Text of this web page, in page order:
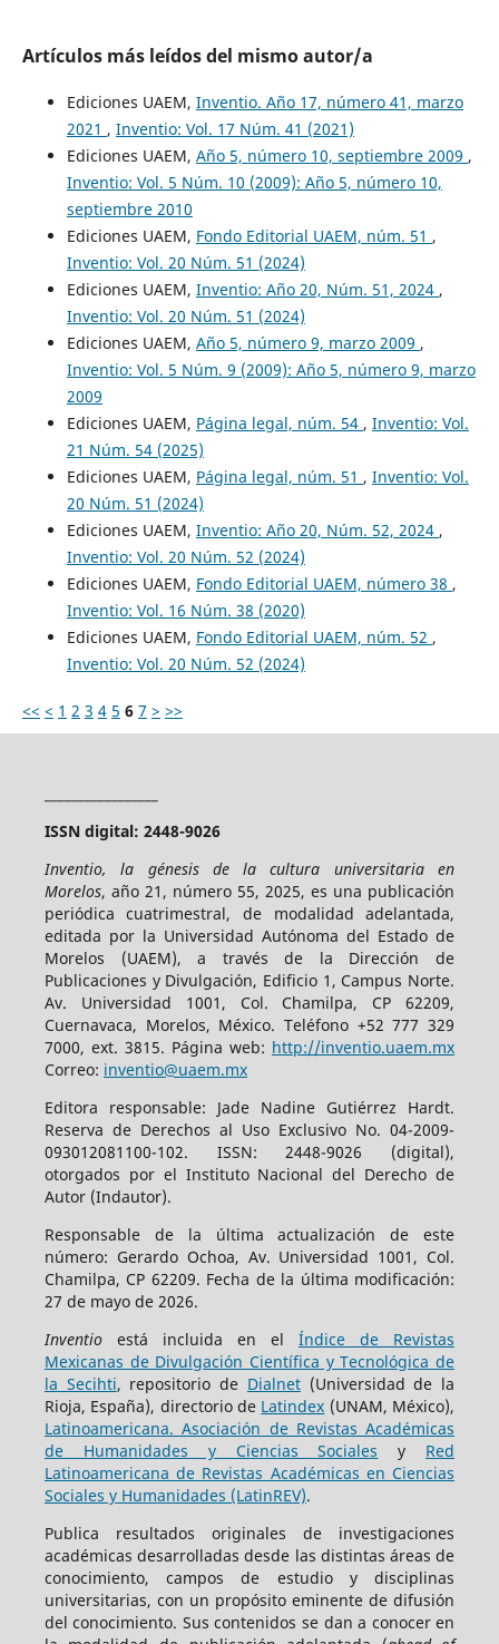
Artículos más leídos del mismo autor/a
Ediciones UAEM, Inventio. Año 17, número 41, marzo
2021 , Inventio: Vol. 17 Núm. 41 (2021)
Ediciones UAEM, Año 5, número 10, septiembre 2009 ,
Inventio: Vol. 5 Núm. 10 (2009): Año 5, número 10,
septiembre 2010
Ediciones UAEM, Fondo Editorial UAEM, núm. 51 ,
Inventio: Vol. 20 Núm. 51 (2024)
Ediciones UAEM, Inventio: Año 20, Núm. 51, 2024 ,
Inventio: Vol. 20 Núm. 51 (2024)
Ediciones UAEM, Año 5, número 9, marzo 2009 ,
Inventio: Vol. 5 Núm. 9 (2009): Año 5, número 9, marzo
2009
Ediciones UAEM, Página legal, núm. 54 , Inventio: Vol.
21 Núm. 54 (2025)
Ediciones UAEM, Página legal, núm. 51 , Inventio: Vol.
20 Núm. 51 (2024)
Ediciones UAEM, Inventio: Año 20, Núm. 52, 2024 ,
Inventio: Vol. 20 Núm. 52 (2024)
Ediciones UAEM, Fondo Editorial UAEM, número 38 ,
Inventio: Vol. 16 Núm. 38 (2020)
Ediciones UAEM, Fondo Editorial UAEM, núm. 52 ,
Inventio: Vol. 20 Núm. 52 (2024)
<< < 1 2 3 4 5 6 7 > >>
ISSN digital: 2448-9026
Inventio, la génesis de la cultura universitaria en
Morelos, año 21, número 55, 2025, es una publicación
periódica cuatrimestral, de modalidad adelantada,
editada por la Universidad Autónoma del Estado de
Morelos (UAEM), a través de la Dirección de
Publicaciones y Divulgación, Edificio 1, Campus Norte.
Av. Universidad 1001, Col. Chamilpa, CP 62209,
Cuernavaca, Morelos, México. Teléfono +52 777 329
7000, ext. 3815. Página web: http://inventio.uaem.mx
Correo: inventio@uaem.mx
Editora responsable: Jade Nadine Gutiérrez Hardt.
Reserva de Derechos al Uso Exclusivo No. 04-2009-
093012081100-102. ISSN: 2448-9026 (digital),
otorgados por el Instituto Nacional del Derecho de
Autor (Indautor).
Responsable de la última actualización de este
número: Gerardo Ochoa, Av. Universidad 1001, Col.
Chamilpa, CP 62209. Fecha de la última modificación:
27 de mayo de 2026.
Inventioestá incluida en elÍndice de Revistas
Mexicanas de Divulgación Científica y Tecnológica de
la Secihti, repositorio de Dialnet(Universidad de la
Rioja, España), directorio de Latindex (UNAM, México),
Latinoamericana. Asociación de Revistas Académicas
de Humanidades y Ciencias Sociales y Red
Latinoamericana de Revistas Académicas en Ciencias
Sociales y Humanidades (LatinREV).
Publica resultados originales de investigaciones
académicas desarrolladas desde las distintas áreas de
conocimiento, campos de estudio y disciplinas
universitarias, con un propósito eminente de difusión
del conocimiento. Sus contenidos se dan a conocer en